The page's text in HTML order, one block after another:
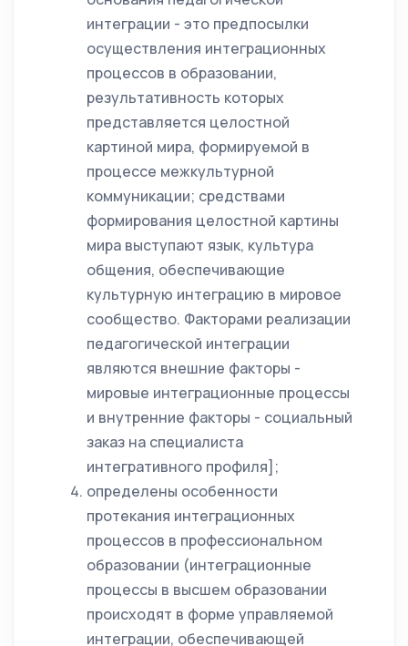
интеграции - это предпосылки
осуществления интеграционных
процессов в образовании,
результативность которых
представляется целостной
картиной мира, формируемой в
процессе межкультурной
коммуникации; средствами
формирования целостной картины
мира выступают язык, культура
общения, обеспечивающие
культурную интеграцию в мировое
сообщество. Факторами реализации
педагогической интеграции
являются внешние факторы -
мировые интеграционные процессы
и внутренние факторы - социальный
заказ на специалиста
интегративного профиля];
определены особенности
протекания интеграционных
процессов в профессиональном
образовании (интеграционные
процессы в высшем образовании
происходят в форме управляемой
интеграции, обеспечивающей